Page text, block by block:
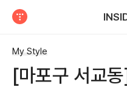
My Style
[마포구 서교